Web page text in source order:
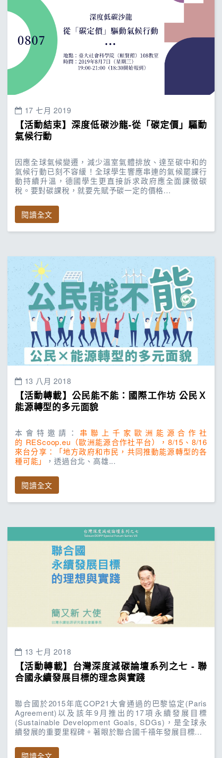
17 七月 2019
【活動結束】深度低碳沙龍-從「碳定價」驅動
氣候行動
因應全球氣候變遷，減少溫室氣體排放、達至碳中和的
氣候行動已刻不容緩！全球學生響應串連的氣候罷課行
動持續升溫，德國學生更直接訴求政府應全面課徵碳
稅。要對碳課稅，就要先賦予碳一定的價格...
閱讀全文
13 八月 2018
【活動轉載】公民能不能：國際工作坊 公民Ｘ
能源轉型的多元面貌
本會特邀請： 串聯上千家歐洲能源合作社
的 REScoop.eu（歐洲能源合作社平台），8/15、8/16
來台分享：「地方政府和市民，共同推動能源轉型的各
種可能」
，透過台北、高雄...
閱讀全文
13 七月 2018
【活動轉載】台灣深度減碳論壇系列之七 - 聯
合國永續發展目標的理念與實踐
聯合國於2015年底COP21大會通過的巴黎協定(Paris
Agreement)以及該年9月推出的17項永續發展目標
(Sustainable Development Goals, SDGs)，是全球永
續發展的重要里程碑。著眼於聯合國千禧年發展目標...
閱讀全文